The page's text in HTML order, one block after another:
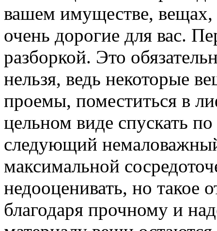
вашем имуществе, вещах,
очень дорогие для вас.
разборкой. Это
нельзя, ведь некоторые
проемы, поместиться в
цельном виде спускать
следующий
максимальной
недооценивать, но такое
благодаря прочному и